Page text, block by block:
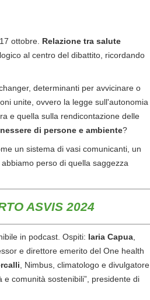
ottobre. Relazione tra salute
al centro del dibattito, ricordando
determinanti per avvicinare o
unite, ovvero la legge sull'autonomia
e quella sulla rendicontazione delle
di persone e ambiente?
un sistema di vasi comunicanti, un
perso di quella saggezza
ASVIS 2024
in podcast. Ospiti: laria Capua
e direttore emerito del One health
, Nimbus, climatologo e divulgatore
e comunità sostenibili”, presidente di